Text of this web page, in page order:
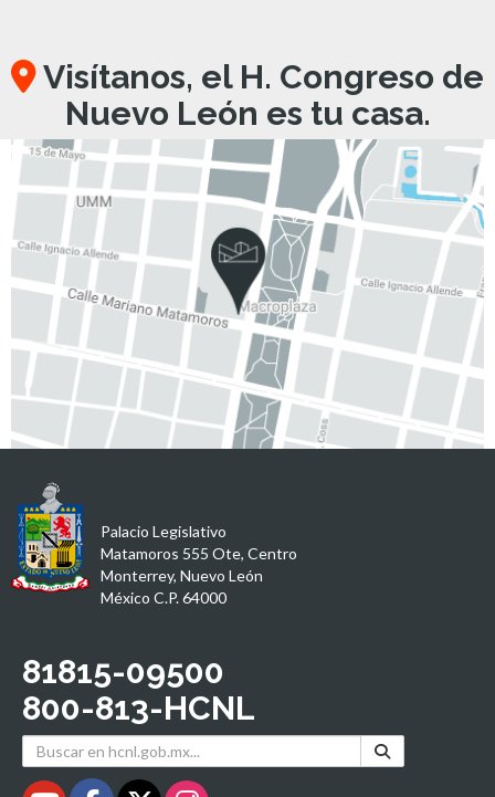
Visítanos, el H. Congreso de
Nuevo León es tu casa.
Palacio Legislativo
Matamoros 555 Ote, Centro
Monterrey, Nuevo León
México C.P. 64000
81815-09500
800-813-HCNL